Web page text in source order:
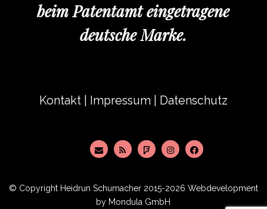
beim Patentamt eingetragene
deutsche Marke.
Kontakt Impressum Datenschutz
© Copyright Heidrun Schumacher 2015-2026 Webdevelopment
by Mondula GmbH